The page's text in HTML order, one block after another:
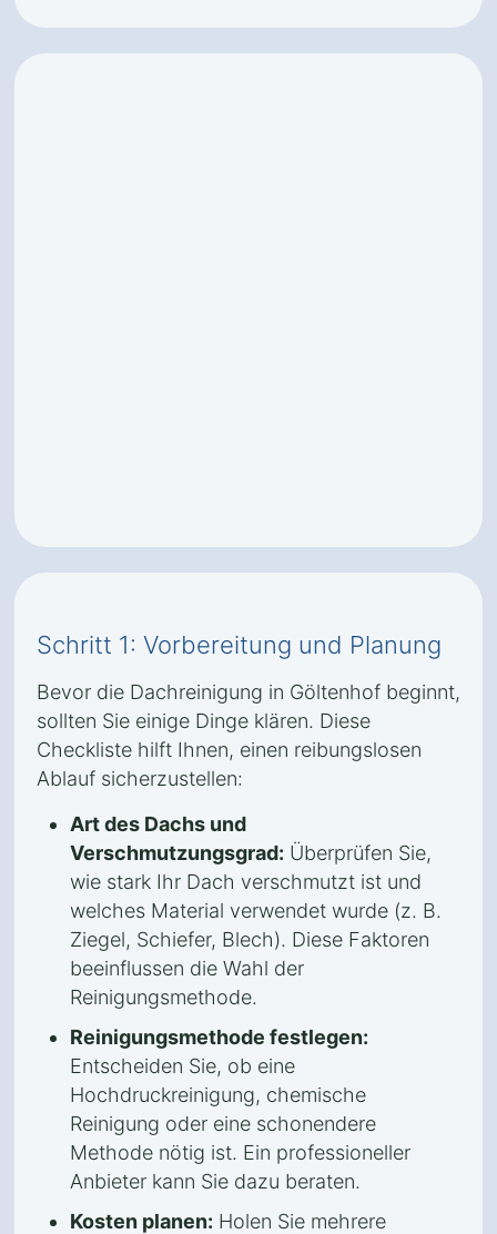
Schritt 1: Vorbereitung und Planung
Bevor die Dachreinigung in Göltenhof beginnt,
sollten Sie einige Dinge klären. Diese
Checkliste hilft Ihnen, einen reibungslosen
Ablauf sicherzustellen:
Art des Dachs und
Verschmutzungsgrad: Überprüfen Sie,
wie stark Ihr Dach verschmutzt ist und
welches Material verwendet wurde (z. B.
Ziegel, Schiefer, Blech). Diese Faktoren
beeinflussen die Wahl der
Reinigungsmethode.
Reinigungsmethode festlegen:
Entscheiden Sie, ob eine
Hochdruckreinigung, chemische
Reinigung oder eine schonendere
Methode nötig ist. Ein professioneller
Anbieter kann Sie dazu beraten.
Kosten planen: Holen Sie mehrere